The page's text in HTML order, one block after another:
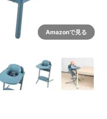
Amazonで見る